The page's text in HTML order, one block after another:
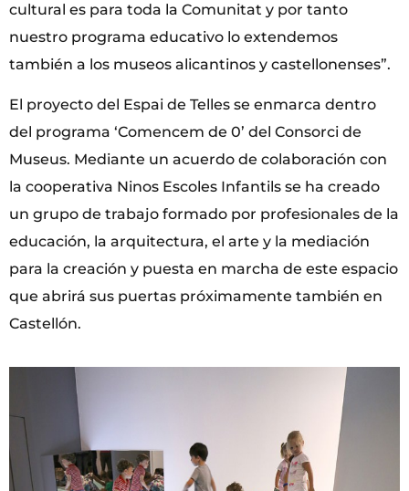
cultural es para toda la Comunitat y por tanto
nuestro programa educativo lo extendemos
también a los museos alicantinos y castellonenses”.
El proyecto del Espai de Telles se enmarca dentro
del programa ‘Comencem de 0’ del Consorci de
Museus. Mediante un acuerdo de colaboración con
la cooperativa Ninos Escoles Infantils se ha creado
un grupo de trabajo formado por profesionales de la
educación, la arquitectura, el arte y la mediación
para la creación y puesta en marcha de este espacio
que abrirá sus puertas próximamente también en
Castellón.